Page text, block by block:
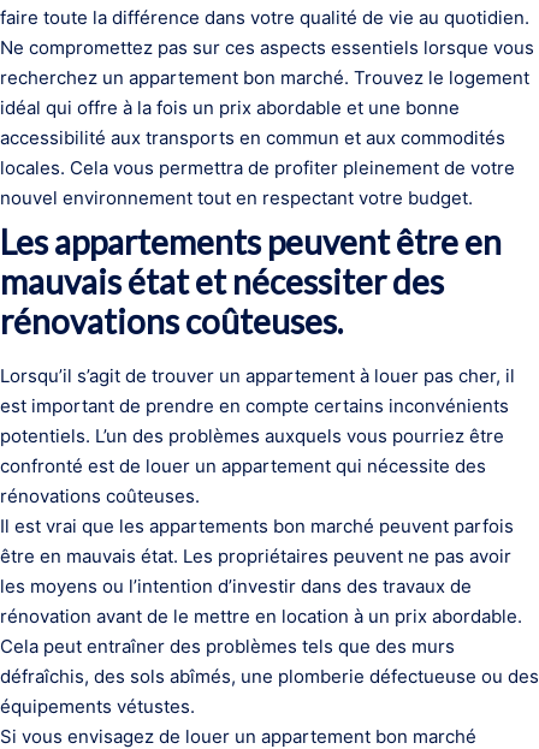
faire toute la différence dans votre qualité de vie au quotidien.
Ne compromettez pas sur ces aspects essentiels lorsque vous
recherchez un appartement bon marché. Trouvez le logement
idéal qui offre à la fois un prix abordable et une bonne
accessibilité aux transports en commun et aux commodités
locales. Cela vous permettra de profiter pleinement de votre
nouvel environnement tout en respectant votre budget.
Les appartements peuvent être en
mauvais état et nécessiter des
rénovations coûteuses.
Lorsqu’il s’agit de trouver un appartement à louer pas cher, il
est important de prendre en compte certains inconvénients
potentiels. L’un des problèmes auxquels vous pourriez être
confronté est de louer un appartement qui nécessite des
rénovations coûteuses.
Il est vrai que les appartements bon marché peuvent parfois
être en mauvais état. Les propriétaires peuvent ne pas avoir
les moyens ou l’intention d’investir dans des travaux de
rénovation avant de le mettre en location à un prix abordable.
Cela peut entraîner des problèmes tels que des murs
défraîchis, des sols abîmés, une plomberie défectueuse ou des
équipements vétustes.
Si vous envisagez de louer un appartement bon marché